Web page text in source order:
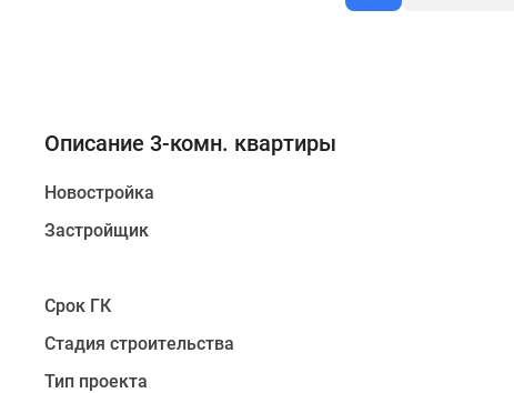
Описание 3-комн. квартиры
Новостройка
Застройщик
Срок ГК
Стадия строительства
Тип проекта